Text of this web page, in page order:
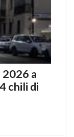
2026 a
chili di